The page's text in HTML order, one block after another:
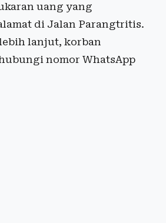
uang yang
di Jalan Parangtritis.
lanjut, korban
nomor WhatsApp